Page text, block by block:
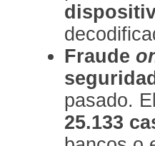
Fraude
pasado.
25.133